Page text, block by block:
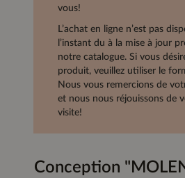
vous!
L’achat en ligne n’est pas
l’instant du à la mise à jour
notre catalogue. Si vous
produit, veuillez utiliser le
Nous vous remercions de
et nous nous réjouissons de
visite!
Conception